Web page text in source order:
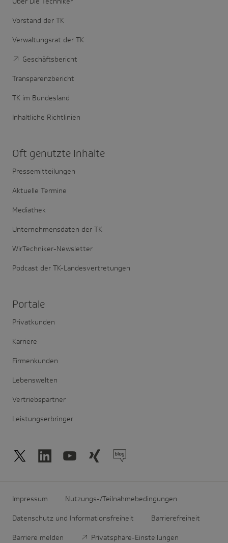
Vorstand der TK
Verwaltungsrat der TK
Geschäftsbericht
Transparenzbericht
TK im Bundesland
Inhaltliche Richtlinien
Oft genutzte Inhalte
Pressemitteilungen
Aktuelle Termine
Mediathek
Unternehmensdaten der TK
WirTechniker-Newsletter
Podcast der TK-Landesvertretungen
Portale
Privatkunden
Karriere
Firmenkunden
Lebenswelten
Vertriebspartner
Leistungserbringer
Impressum Nutzungs-/Teilnahmebedingungen
Datenschutz und Informationsfreiheit Barrierefreiheit
Barriere melden Privatsphäre-Einstellungen